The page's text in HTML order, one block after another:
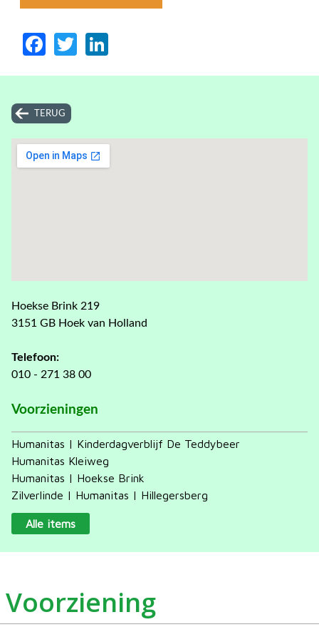
TERUG
Hoekse Brink 219
3151 GB Hoek van Holland
Telefoon:
010 - 271 38 00
Voorzieningen
Humanitas | Kinderdagverblijf De Teddybeer
Humanitas Kleiweg
Humanitas | Hoekse Brink
Zilverlinde | Humanitas | Hillegersberg
Alle items
Facebook
Twitter
Voorziening